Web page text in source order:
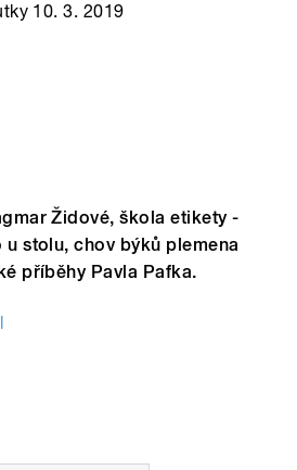
10. 3. 2019
Židové, škola etikety -
u stolu, chov býků plemena
příběhy Pavla Pafka.